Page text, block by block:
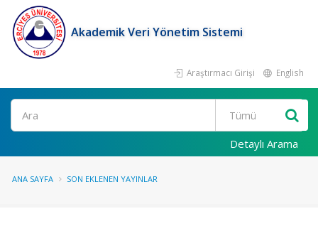
Akademik Veri Yönetim Sistemi
Araştırmacı Girişi English
Ara
Detaylı Arama
ANA SAYFA SON EKLENEN YAYINLAR